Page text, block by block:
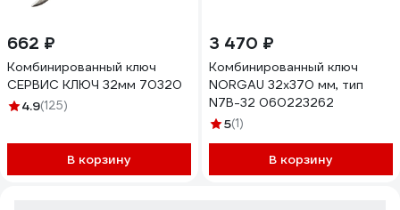
662 ₽
Комбинированный ключ
СЕРВИС КЛЮЧ 32мм 70320
4.9(125)
В корзину
3 470 ₽
Комбинированный ключ
NORGAU 32х370 мм, тип
N7B-32 060223262
5(1)
В корзину